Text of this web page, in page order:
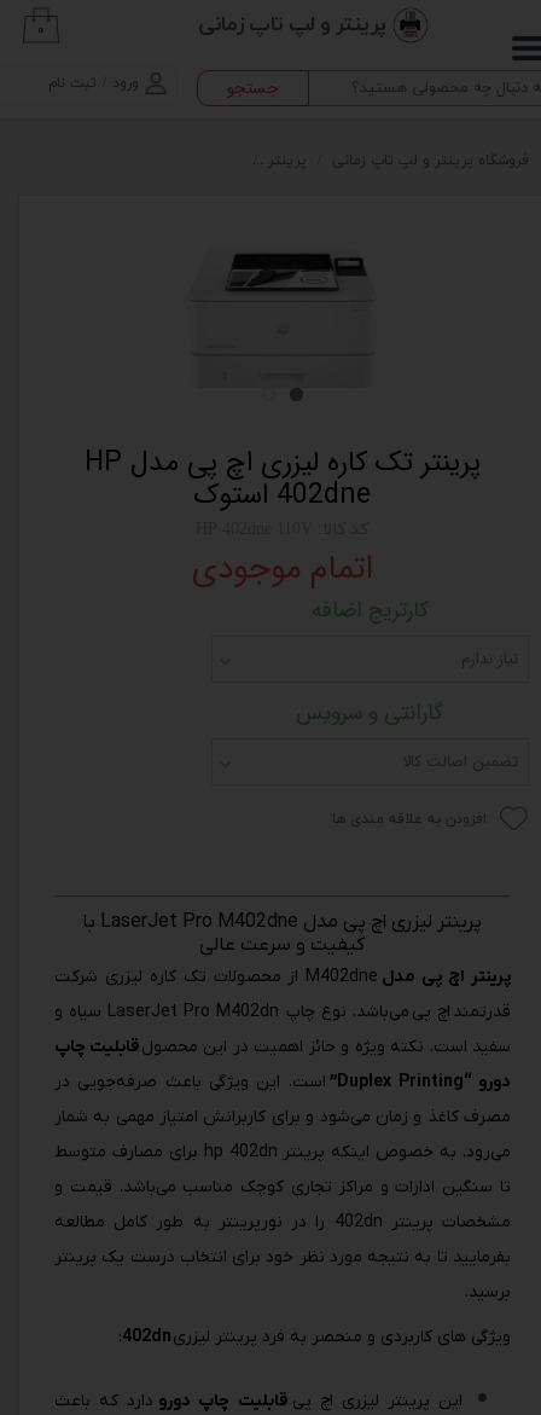
پرینتر و لپ تاپ زمانی
ورود ثبت نام
حساب کاربری من
تغییر گذر واژه
سفارشات
۰
جستجو
فروشگاه پرینتر و لپ تاپ زمانی پرینتر
پرینتر تک کاره لیزری اچ پی مدل HP
402dne استوک
اتمام موجودی
کارتریج اضافه
نیاز ندارم
گارانتی و سرویس
تضمین اصالت کالا
افزودن به علاقه مندی ها
پرینتر لیزری اچ پی مدل LaserJet Pro M402dne با
کیفیت و سرعت عالی
پرینتر اچ پی مدل
M402dne از محصولات تک کاره لیزری شرکت
قدرتمند اچ پی
می‌باشد. نوع چاپ LaserJet Pro M402dn سیاه و
سفید است. نکته ویژه و حائز اهمیت در این محصولقابلیت چاپ
دورو “Duplex Printing”
است. این ویژگی باعث صرفه‌جویی در
مصرف کاغذ و زمان می‌شود و برای کاربرانش امتیاز مهمی به شمار
می‌رود. به خصوص اینکه پرینتر hp 402dn برای مصارف متوسط
تا سنگین ادارات و مراکز تجاری کوچک مناسب می‌باشد. قیمت و
مشخصات پرینتر 402dn را در نورپرینتر به طور کامل مطالعه
بفرمایید تا به نتیجه مورد نظر خود برای انتخاب درست یک پرینتر
برسید.
ویژگی های کاربردی و منحصر به فرد پرینتر لیزری402dn
:
این پرینتر لیزری اچ پیقابلیت چاپ دورو دارد که باعث